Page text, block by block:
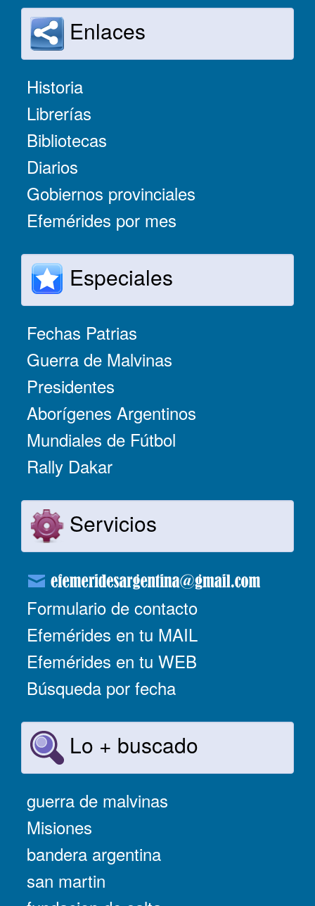
Enlaces
Historia
Librerías
Bibliotecas
Diarios
Gobiernos provinciales
Efemérides por mes
Especiales
Fechas Patrias
Guerra de Malvinas
Presidentes
Aborígenes Argentinos
Mundiales de Fútbol
Rally Dakar
Servicios
Formulario de contacto
Efemérides en tu MAIL
Efemérides en tu WEB
Búsqueda por fecha
Lo + buscado
guerra de malvinas
Misiones
bandera argentina
san martin